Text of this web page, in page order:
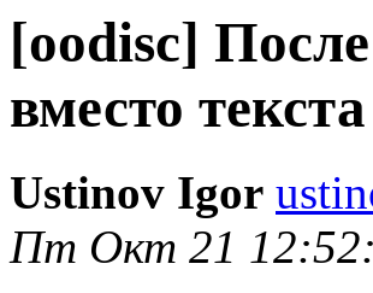
[oodisc]
вместо
Ustinov Igor
Пт Окт 21